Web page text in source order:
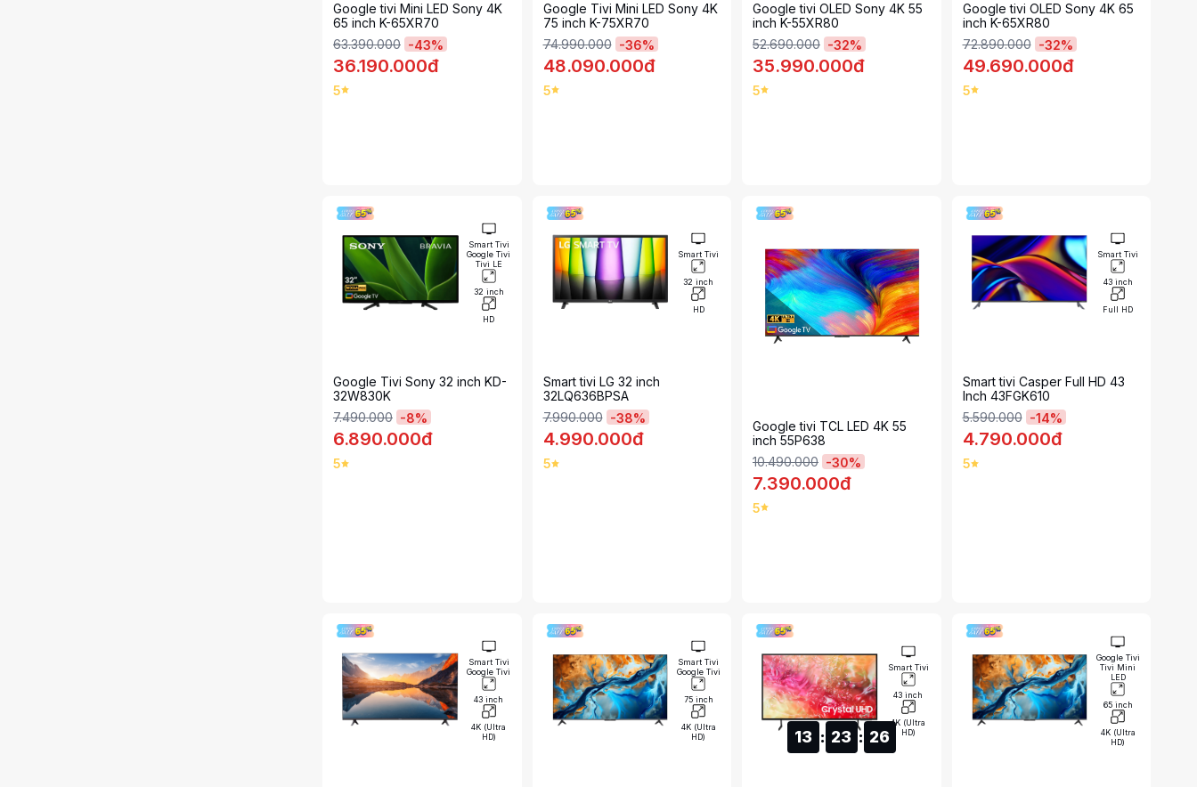
Google tivi Mini LED Sony 4K
65 inch K-65XR70
63.390.000 -43%
36.190.000đ
5
Google Tivi Mini LED Sony 4K
75 inch K-75XR70
74.990.000 -36%
48.090.000đ
5
Google tivi OLED Sony 4K 55
inch K-55XR80
52.690.000 -32%
35.990.000đ
5
Google tivi OLED Sony 4K 65
inch K-65XR80
72.890.000 -32%
49.690.000đ
5
Smart Tivi
Google Tivi
Tivi LE
32 inch
HD
Google Tivi Sony 32 inch KD-
32W830K
7.490.000 -8%
6.890.000đ
5
Smart Tivi
32 inch
HD
Smart tivi LG 32 inch
32LQ636BPSA
7.990.000 -38%
4.990.000đ
5
Google tivi TCL LED 4K 55
inch 55P638
10.490.000 -30%
7.390.000đ
5
Smart Tivi
43 inch
Full HD
Smart tivi Casper Full HD 43
Inch 43FGK610
5.590.000 -14%
4.790.000đ
5
Smart Tivi
Google Tivi
43 inch
4K (Ultra
HD)
Smart Tivi
Google Tivi
75 inch
4K (Ultra
HD)
Smart Tivi
43 inch
4K (Ultra
HD)
13 : 23 : 25
Google Tivi
Tivi Mini
LED
65 inch
4K (Ultra
HD)